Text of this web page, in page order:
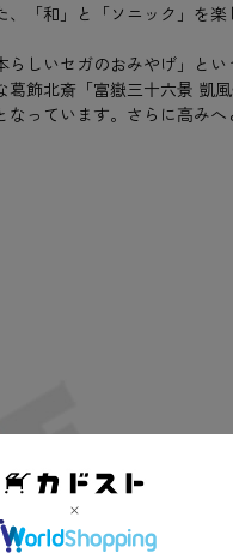
「和」と「ソニック」を楽
しいセガのおみやげ」と
飾北斎「富嶽三十六景 凱
っています。さらに高み